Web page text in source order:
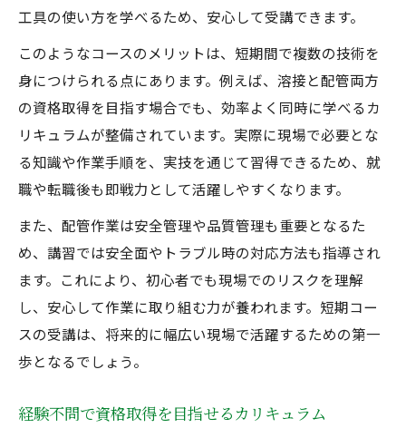
工具の使い方を学べるため、安心して受講できます。
このようなコースのメリットは、短期間で複数の技術を
身につけられる点にあります。例えば、溶接と配管両方
の資格取得を目指す場合でも、効率よく同時に学べるカ
リキュラムが整備されています。実際に現場で必要とな
る知識や作業手順を、実技を通じて習得できるため、就
職や転職後も即戦力として活躍しやすくなります。
また、配管作業は安全管理や品質管理も重要となるた
め、講習では安全面やトラブル時の対応方法も指導され
ます。これにより、初心者でも現場でのリスクを理解
し、安心して作業に取り組む力が養われます。短期コー
スの受講は、将来的に幅広い現場で活躍するための第一
歩となるでしょう。
経験不問で資格取得を目指せるカリキュラム